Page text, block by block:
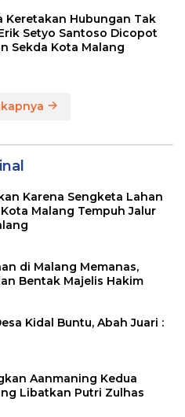
Keretakan Hubungan Tak
Setyo Santoso Dicopot
Sekda Kota Malang
Karena Sengketa Lahan
Malang Tempuh Jalur
di Malang Memanas,
Bentak Majelis Hakim
Kidal Buntu, Abah Juari :
Aanmaning Kedua
Libatkan Putri Zulhas